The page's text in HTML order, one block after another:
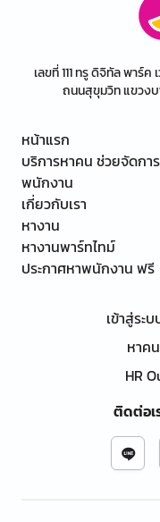
เลขที่ 111 ทรู ดิจิทัล พาร์
ถนนสุขุมวิท แขวงบ
หน้าแรก
บริการหาคน ช่วยจัดการ
พนักงาน
เกี่ยวกับเรา
หางาน
หางานพาร์ทไทม์
ประกาศหาพนักงาน ฟรี
เข้าสู่ระ
หาค
HR
ติดต่อเ